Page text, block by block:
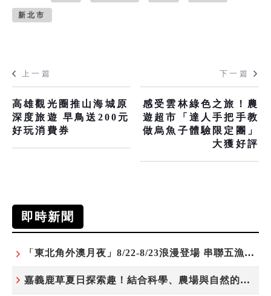
新北市
上一篇
高雄觀光圈推山海城原
深度旅遊 早鳥送200元
好玩消費券
下一篇
感受雲林綠色之旅！農
遊超市「達人手把手教
做烏魚子體驗限定團」
大獲好評
即時新聞
「東北角外澳月夜」8/22-8/23浪漫登場 串聯五漁村、音樂、市集、火舞與慢旅共度夏夜
嘉義鹿草夏日探索趣！結合科學、農場與自然的親子小旅行